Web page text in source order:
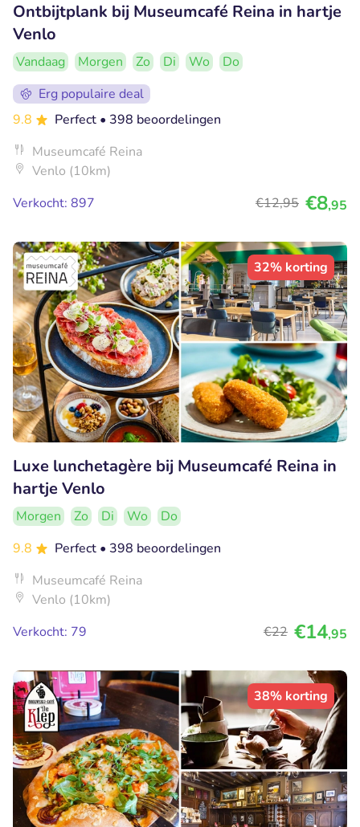
Ontbijtplank bij Museumcafé Reina in hartje
Venlo
Vandaag Morgen Zo Di Wo
Do
Erg populaire deal
9.8
Perfect • 398 beoordelingen
Museumcafé Reina
Venlo (10km)
Verkocht: 897
€12,95 €8,95
32% korting
Luxe lunchetagère bij Museumcafé Reina in
hartje Venlo
Morgen Zo Di Wo
Do
9.8
Perfect • 398 beoordelingen
Museumcafé Reina
Venlo (10km)
Verkocht: 79
€22 €14,95
38% korting